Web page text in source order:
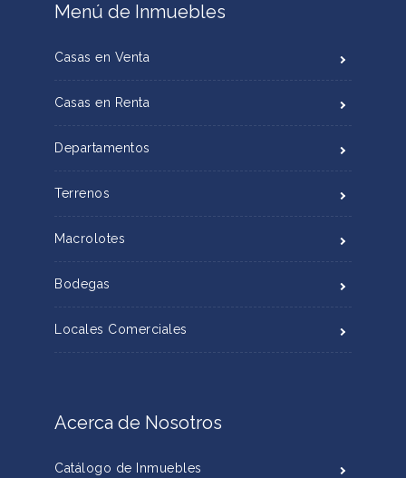
Menú de Inmuebles
Casas en Venta
Casas en Renta
Departamentos
Terrenos
Macrolotes
Bodegas
Locales Comerciales
Acerca de Nosotros
Catálogo de Inmuebles